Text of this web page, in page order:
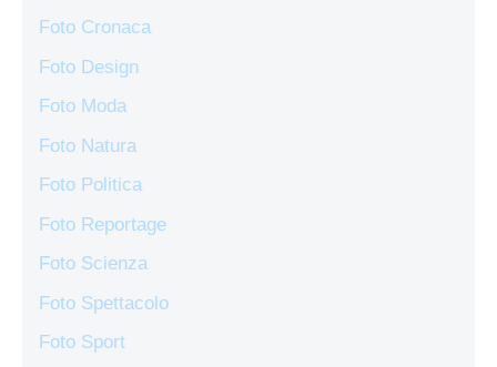
Foto Cronaca
Foto Design
Foto Moda
Foto Natura
Foto Politica
Foto Reportage
Foto Scienza
Foto Spettacolo
Foto Sport